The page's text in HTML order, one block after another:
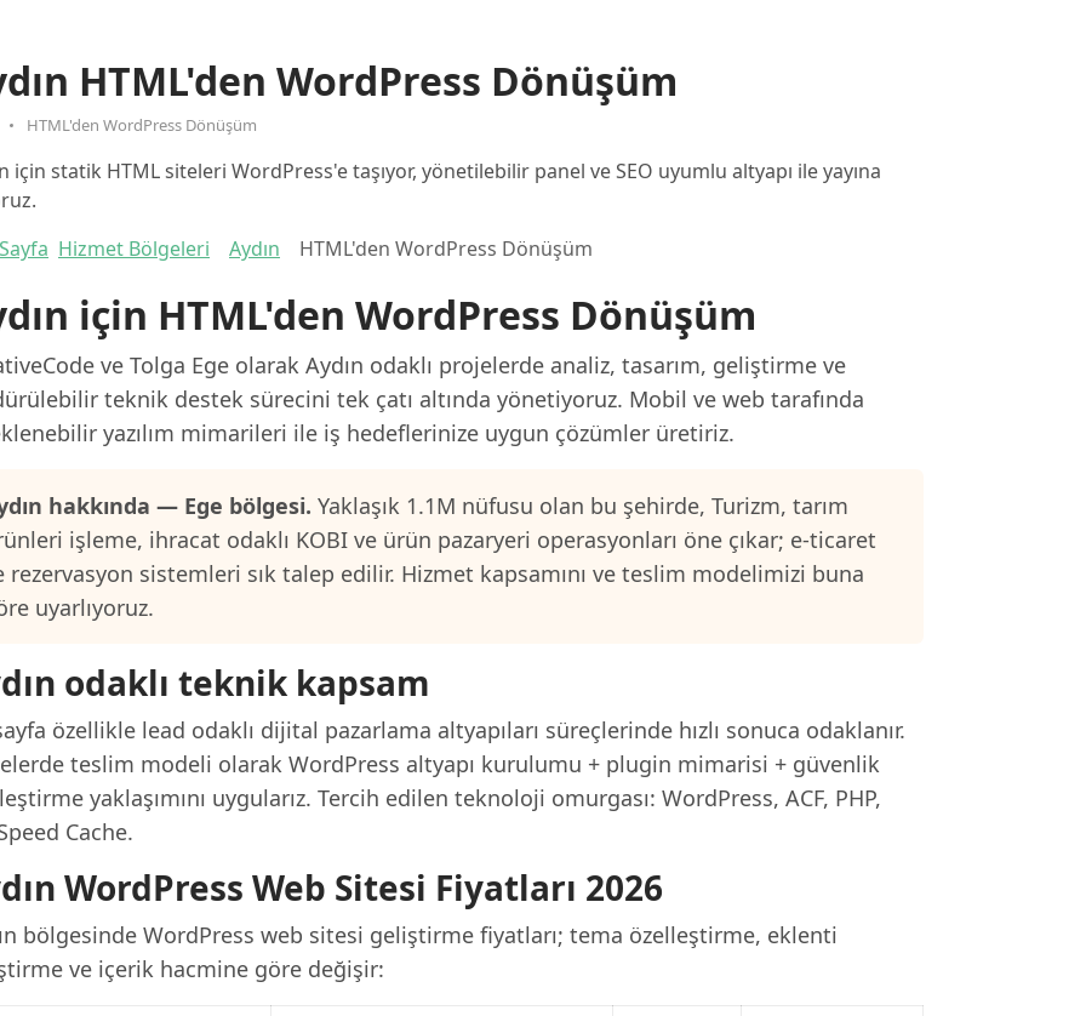
HTML'den WordPress Dönüşüm
HTML'den WordPress Dönüşüm
için statik HTML siteleri WordPress'e taşıyor, yönetilebilir panel ve SEO uyumlu altyapı ile yayına
Hizmet Bölgeleri Aydın HTML'den WordPress Dönüşüm
için HTML'den WordPress Dönüşüm
ve Tolga Ege olarak Aydın odaklı projelerde analiz, tasarım, geliştirme ve
teknik destek sürecini tek çatı altında yönetiyoruz. Mobil ve web tarafında
yazılım mimarileri ile iş hedeflerinize uygun çözümler üretiriz.
hakkında — Ege bölgesi. Yaklaşık 1.1M nüfusu olan bu şehirde, Turizm, tarım
işleme, ihracat odaklı KOBI ve ürün pazaryeri operasyonları öne çıkar; e-ticaret
rezervasyon sistemleri sık talep edilir. Hizmet kapsamını ve teslim modelimizi buna
uyarlıyoruz.
odaklı teknik kapsam
özellikle lead odaklı dijital pazarlama altyapıları süreçlerinde hızlı sonuca odaklanır.
teslim modeli olarak WordPress altyapı kurulumu + plugin mimarisi + güvenlik
yaklaşımını uygularız. Tercih edilen teknoloji omurgası: WordPress, ACF, PHP,
Cache.
WordPress Web Sitesi Fiyatları 2026
bölgesinde WordPress web sitesi geliştirme fiyatları; tema özelleştirme, eklenti
ve içerik hacmine göre değişir: